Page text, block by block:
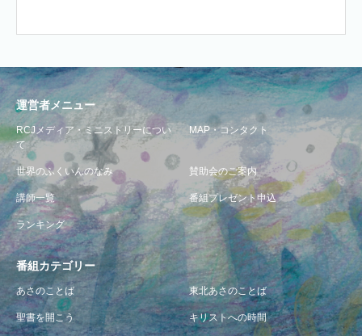
運営者メニュー
RCJメディア・ミニストリーについ
て
MAP・コンタクト
世界のふくいんのなみ 賛助会のご案内
講師一覧 番組プレゼント申込
ランキング
番組カテゴリー
あさのことば 東北あさのことば
聖書を開こう キリストへの時間